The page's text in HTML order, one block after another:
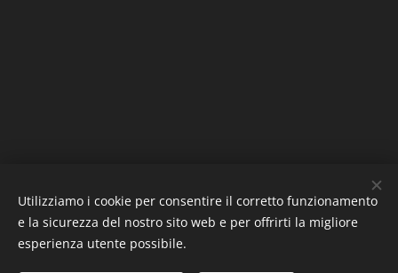
Utilizziamo i cookie per consentire il corretto funzionamento
e la sicurezza del nostro sito web e per offrirti la migliore
esperienza utente possibile.